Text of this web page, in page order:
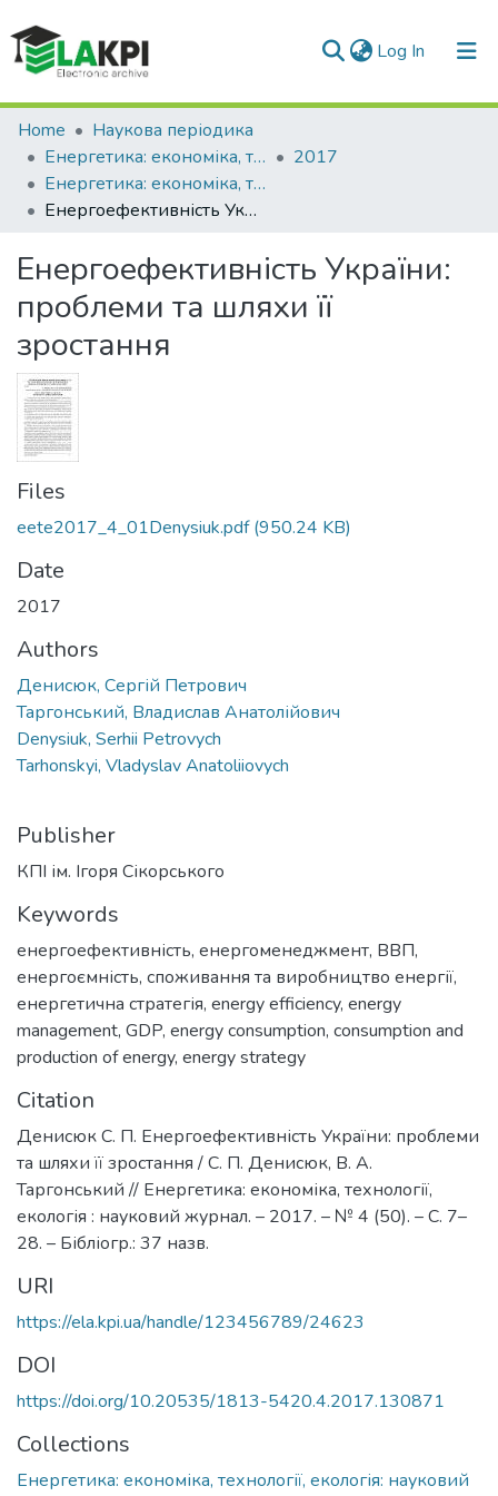
Log In (current)
Communities & Collections
All of DSpace
Statistics
Home
Наукова періодика
Енергетика: економіка, технології, екологія
2017
Енергетика: економіка, технології, екологія: науковий журнал, № 4 (50)
Енергоефективність України: проблеми та шляхи її зростання
Енергоефективність України:
проблеми та шляхи її
зростання
Files
eete2017_4_01Denysiuk.pdf(950.24 KB)
Date
2017
Authors
Денисюк, Сергій Петрович
Таргонський, Владислав Анатолійович
Denysiuk, Serhii Petrovych
Tarhonskyi, Vladyslav Anatoliiovych
Publisher
КПІ ім. Ігоря Сікорського
Keywords
енергоефективність, енергоменеджмент, ВВП,
енергоємність, споживання та виробництво енергії,
енергетична стратегія, energy efficiency, energy
management, GDP, energy consumption, consumption and
production of energy, energy strategy
Citation
Денисюк С. П. Енергоефективність України: проблеми
та шляхи її зростання / С. П. Денисюк, В. А.
Таргонський // Енергетика: економіка, технології,
екологія : науковий журнал. – 2017. – № 4 (50). – С. 7–
28. – Бібліогр.: 37 назв.
URI
https://ela.kpi.ua/handle/123456789/24623
DOI
https://doi.org/10.20535/1813-5420.4.2017.130871
Collections
Енергетика: економіка, технології, екологія: науковий